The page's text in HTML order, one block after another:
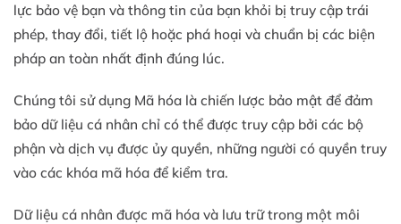
lực bảo vệ bạn và thông tin của bạn khỏi bị truy cập trái
phép, thay đổi, tiết lộ hoặc phá hoại và chuẩn bị các biện
pháp an toàn nhất định đúng lúc.
Chúng tôi sử dụng Mã hóa là chiến lược bảo mật để đảm
bảo dữ liệu cá nhân chỉ có thể được truy cập bởi các bộ
phận và dịch vụ được ủy quyền, những người có quyền truy
vào các khóa mã hóa để kiểm tra.
Dữ liệu cá nhân được mã hóa và lưu trữ trong một môi